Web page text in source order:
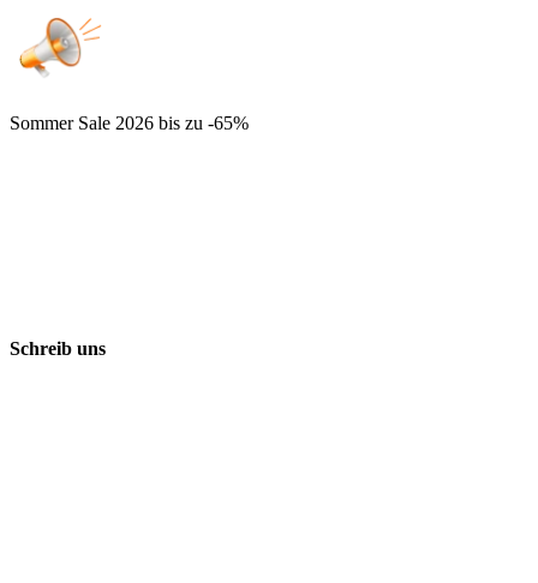
Sommer Sale 2026 bis zu -65%
Schreib uns